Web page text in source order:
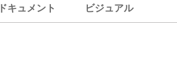
ドキュメント ビジュアル